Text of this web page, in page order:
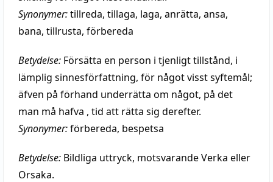
Synonymer:tillreda, tillaga, laga, anrätta, ansa,
bana, tillrusta, förbereda
Betydelse: Försätta en person i tjenligt tillstånd, i
lämplig sinnesförfattning, för något visst syftemål;
äfven på förhand underrätta om något, på det
man må hafva , tid att rätta sig derefter.
Synonymer:förbereda, bespetsa
Betydelse: Bildliga uttryck, motsvarande Verka eller
Orsaka.